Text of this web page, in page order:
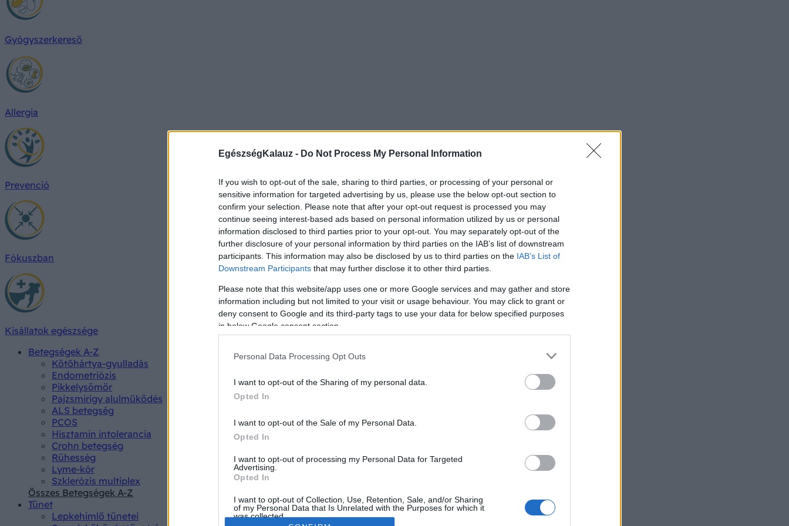
EgészségKalauz - Do Not Process My Personal Information
If you wish to opt-out of the sale, sharing to third parties, or processing of your personal or
sensitive information for targeted advertising by us, please use the below opt-out section to
confirm your selection. Please note that after your opt-out request is processed you may
continue seeing interest-based ads based on personal information utilized by us or personal
information disclosed to third parties prior to your opt-out. You may separately opt-out of the
further disclosure of your personal information by third parties on the IAB’s list of downstream
participants. This information may also be disclosed by us to third parties on the IAB’s List of
Downstream Participants that may further disclose it to other third parties.
Please note that this website/app uses one or more Google services and may gather and store
information including but not limited to your visit or usage behaviour. You may click to grant or
deny consent to Google and its third-party tags to use your data for below specified purposes
in below Google consent section.
Personal Data Processing Opt Outs
I want to opt-out of the Sharing of my personal data.
Opted In
I want to opt-out of the Sale of my Personal Data.
Opted In
I want to opt-out of processing my Personal Data for Targeted
Advertising.
Opted In
I want to opt-out of Collection, Use, Retention, Sale, and/or Sharing
of my Personal Data that Is Unrelated with the Purposes for which it
was collected.
Gyógyszerkereső
Allergia
Prevenció
Fókuszban
Kisállatok egészsége
Betegségek A-Z
Kötőhártya-gyulladás
Endometriózis
Pikkelysömör
Pajzsmirigy alulműködés
ALS betegség
PCOS
Hisztamin intolerancia
Crohn betegség
Rühesség
Lyme-kór
Szklerózis multiplex
Összes Betegségek A-Z
Tünet
Lepkehimlő tünetei